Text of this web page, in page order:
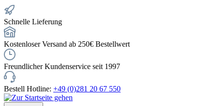
Schnelle Lieferung
Kostenloser Versand ab 250€ Bestellwert
Freundlicher Kundenservice seit 1997
Bestell Hotline: +49 (0)281 20 67 550